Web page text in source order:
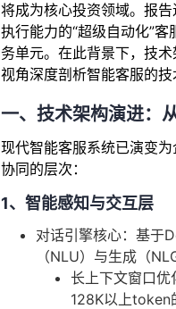
将成为核心投资领域。报
执行能力的“超级自动化”
务单元。在此背景下，技
视角深度剖析智能客服的
一、技术架构演进：
现代智能客服系统已演变
协同的层次：
1、智能感知与交互层
对话引擎核心：基于
（NLU）与生成（
长上下文窗口
128K以上token